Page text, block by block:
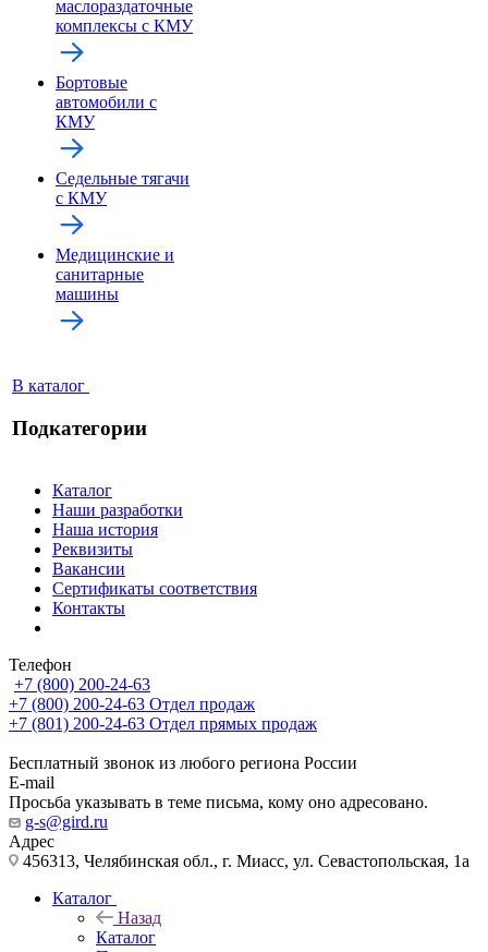
маслораздаточные
комплексы с КМУ
Бортовые
автомобили с
КМУ
Седельные тягачи
с КМУ
Медицинские и
санитарные
машины
В каталог
Подкатегории
Каталог
Наши разработки
Наша история
Реквизиты
Вакансии
Сертификаты соответствия
Контакты
Телефон
+7 (800) 200-24-63
+7 (800) 200-24-63 Отдел продаж
+7 (801) 200-24-63 Отдел прямых продаж
Бесплатный звонок из любого региона России
E-mail
Просьба указывать в теме письма, кому оно адресовано.
g-s@gird.ru
Адрес
456313, Челябинская обл., г. Миасс, ул. Севастопольская, 1а
Каталог
Назад
Каталог